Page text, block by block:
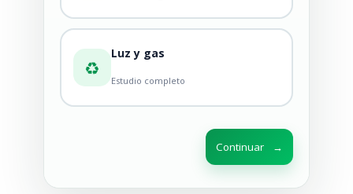
♻
Luz y gas
Estudio completo
Continuar →